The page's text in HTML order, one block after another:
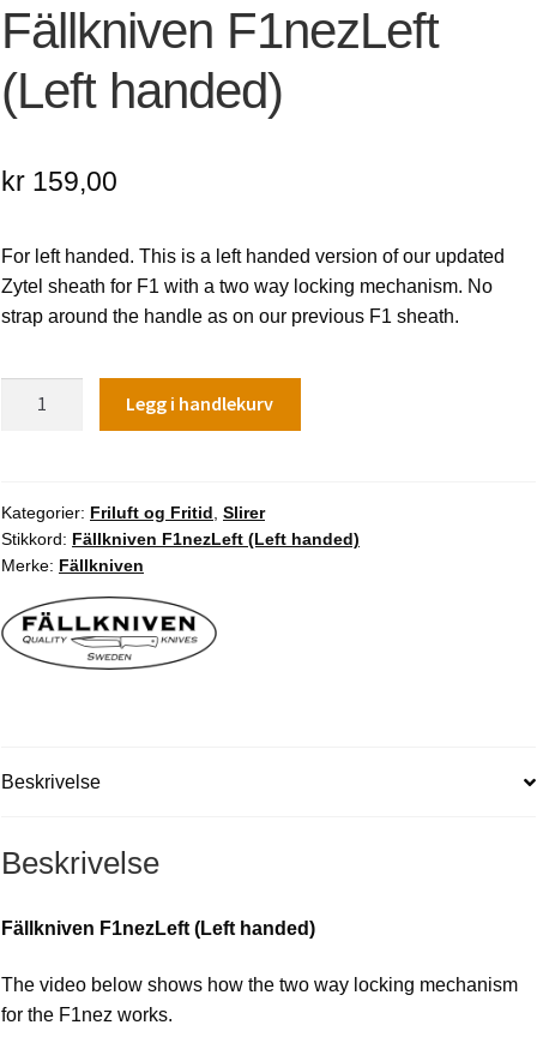
Fällkniven F1nezLeft
(Left handed)
kr 159,00
For left handed. This is a left handed version of our updated
Zytel sheath for F1 with a two way locking mechanism. No
strap around the handle as on our previous F1 sheath.
antall
Legg i handlekurv
Kategorier: Friluft og Fritid Slirer
Stikkord: Fällkniven F1nezLeft (Left handed)
Merke: Fällkniven
Beskrivelse
Beskrivelse
Fällkniven F1nezLeft (Left handed)
The video below shows how the two way locking mechanism
for the F1nez works.